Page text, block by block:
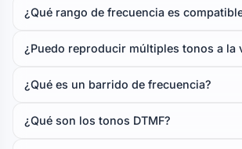
¿Qué rango de frecuencia es
¿Puedo reproducir múltiples tonos a la
¿Qué es un barrido de frecuencia?
¿Qué son los tonos DTMF?